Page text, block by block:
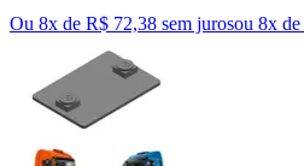
Ou 8x de R$ 72,38 sem jurosou 8x de